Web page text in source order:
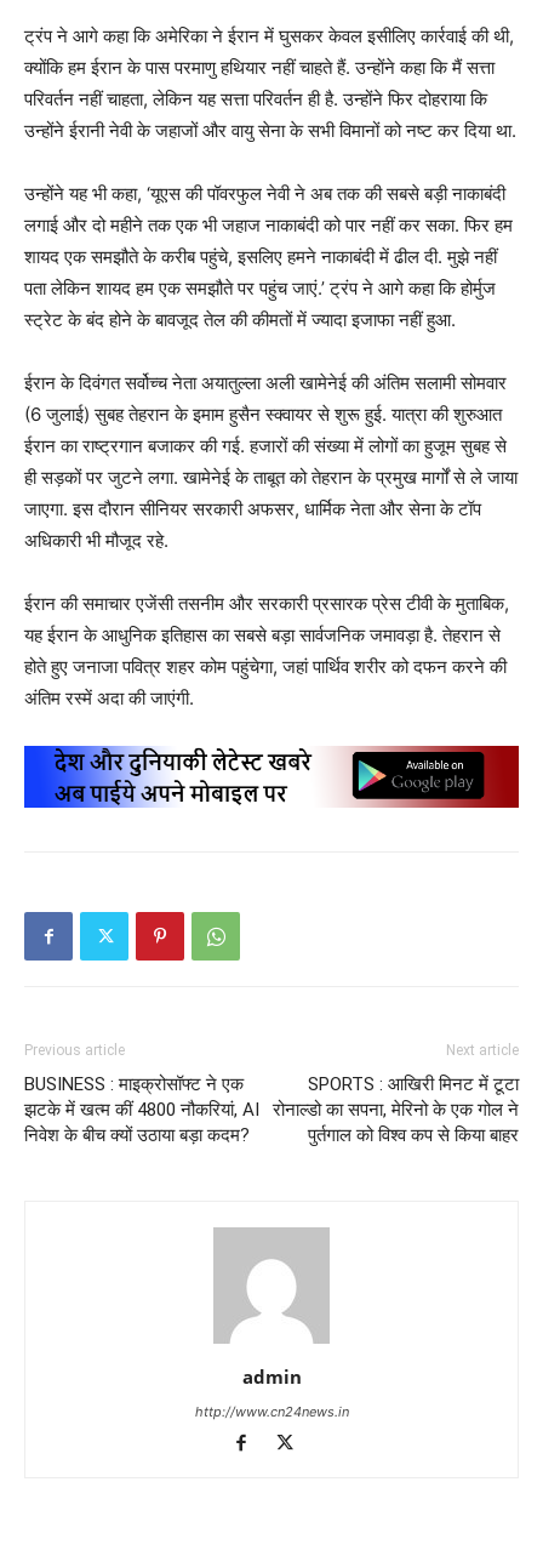
ट्रंप ने आगे कहा कि अमेरिका ने ईरान में घुसकर केवल इसीलिए कार्रवाई की थी,
क्योंकि हम ईरान के पास परमाणु हथियार नहीं चाहते हैं. उन्होंने कहा कि मैं सत्ता
परिवर्तन नहीं चाहता, लेकिन यह सत्ता परिवर्तन ही है. उन्होंने फिर दोहराया कि
उन्होंने ईरानी नेवी के जहाजों और वायु सेना के सभी विमानों को नष्ट कर दिया था.
उन्होंने यह भी कहा, ‘यूएस की पॉवरफुल नेवी ने अब तक की सबसे बड़ी नाकाबंदी
लगाई और दो महीने तक एक भी जहाज नाकाबंदी को पार नहीं कर सका. फिर हम
शायद एक समझौते के करीब पहुंचे, इसलिए हमने नाकाबंदी में ढील दी. मुझे नहीं
पता लेकिन शायद हम एक समझौते पर पहुंच जाएं.’ ट्रंप ने आगे कहा कि होर्मुज
स्ट्रेट के बंद होने के बावजूद तेल की कीमतों में ज्यादा इजाफा नहीं हुआ.
ईरान के दिवंगत सर्वोच्च नेता अयातुल्ला अली खामेनेई की अंतिम सलामी सोमवार
(6 जुलाई) सुबह तेहरान के इमाम हुसैन स्क्वायर से शुरू हुई. यात्रा की शुरुआत
ईरान का राष्ट्रगान बजाकर की गई. हजारों की संख्या में लोगों का हुजूम सुबह से
ही सड़कों पर जुटने लगा. खामेनेई के ताबूत को तेहरान के प्रमुख मार्गों से ले जाया
जाएगा. इस दौरान सीनियर सरकारी अफसर, धार्मिक नेता और सेना के टॉप
अधिकारी भी मौजूद रहे.
ईरान की समाचार एजेंसी तसनीम और सरकारी प्रसारक प्रेस टीवी के मुताबिक,
यह ईरान के आधुनिक इतिहास का सबसे बड़ा सार्वजनिक जमावड़ा है. तेहरान से
होते हुए जनाजा पवित्र शहर कोम पहुंचेगा, जहां पार्थिव शरीर को दफन करने की
अंतिम रस्में अदा की जाएंगी.
Previous article
BUSINESS : माइक्रोसॉफ्ट ने एक
झटके में खत्म कीं 4800 नौकरियां, AI
निवेश के बीच क्यों उठाया बड़ा कदम?
Next article
SPORTS : आखिरी मिनट में टूटा
रोनाल्डो का सपना, मेरिनो के एक गोल ने
पुर्तगाल को विश्व कप से किया बाहर
admin
http://www.cn24news.in